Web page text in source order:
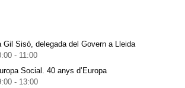
Gil Sisó, delegada del Govern a Lleida
- 11:00
Social. 40 anys d’Europa
- 13:00